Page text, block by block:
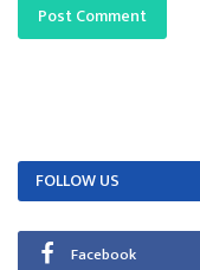
Post Comment
FOLLOW US
Facebook